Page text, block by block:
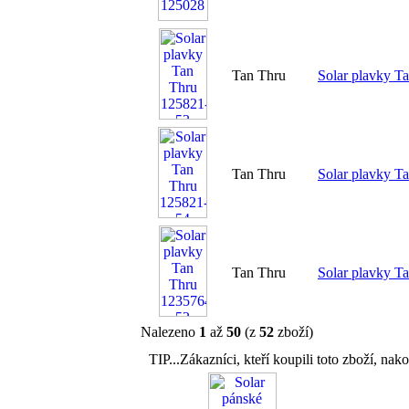
Tan Thru Solar plavky
Tan Thru Solar plavky
Tan Thru Solar plavky
Nalezeno 1 až 50 (z 52 zboží)
TIP...Zákazníci, kteří koupili toto zboží,